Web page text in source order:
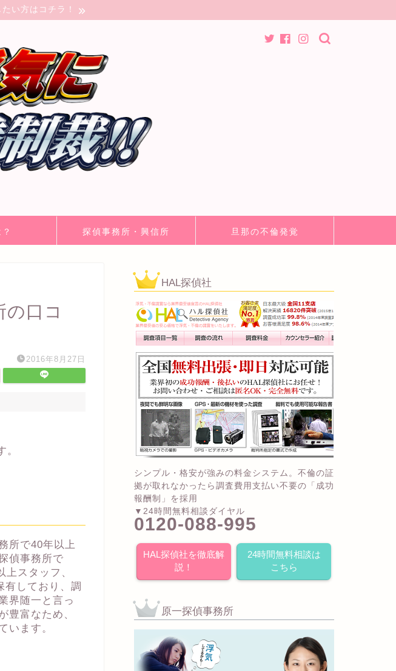
い方はコチラ！
探偵事務所・興信所 旦那の不倫発覚
口コ
2016年8月27日
所で40年以上
偵事務所で
スタッフ、
有しており、調
界随一と言っ
豊富なため、
います。
HAL探偵社
シンプル・格安が強みの料金システム。不倫の証
拠が取れなかったら調査費用支払い不要の「成功
報酬制」を採用
▼24時間無料相談ダイヤル
0120-088-995
HAL探偵社を徹底解
説！
24時間無料相談は
こちら
原一探偵事務所